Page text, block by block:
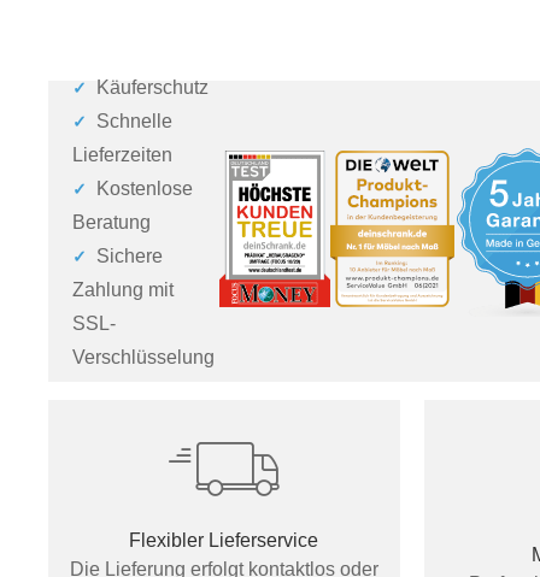
Käuferschutz
Schnelle
Lieferzeiten
Kostenlose
Beratung
Sichere
Zahlung mit
SSL-
Verschlüsselung
Flexibler Lieferservice
Die Lieferung erfolgt kontaktlos oder